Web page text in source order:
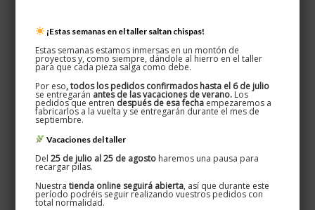
¡Estas semanas en el taller saltan chispas!
Estas semanas estamos inmersas en un montón de
proyectos y, como siempre, dándole al hierro en el taller
para que cada pieza salga como debe.
Por eso, todos los pedidos confirmados hasta el 6 de julio
se entregarán antes de las vacaciones de verano. Los
pedidos que entren después de esa fecha empezaremos a
fabricarlos a la vuelta y se entregarán durante el mes de
septiembre.
Vacaciones del taller
Del 25 de julio al 25 de agosto haremos una pausa para
recargar pilas.
Nuestra tienda online seguirá abierta, así que durante este
período podréis seguir realizando vuestros pedidos con
total normalidad.